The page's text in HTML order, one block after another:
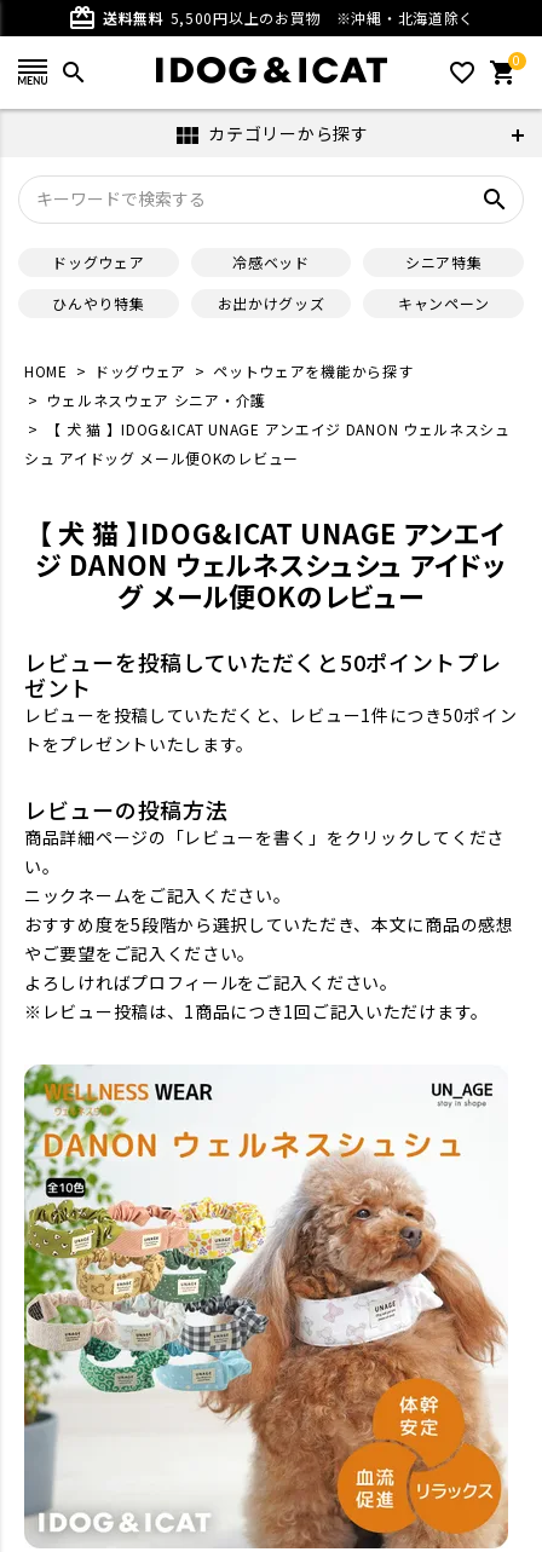
card_giftcard 送料無料 5,500円以上のお買物 ※沖縄・北海道除く
search favorite_outline 0
shopping_cart
view_module カテゴリーから探す
search
ドッグウェア 冷感ベッド
シニア特集
ひんやり特集
お出かけグッズ キャンペーン
HOME ドッグウェア
ペットウェアを機能から探す
ウェルネスウェア シニア・介護
【 犬 猫 】IDOG&ICAT UNAGE アンエイジ DANON ウェルネスシュ
シュ アイドッグ メール便OKのレビュー
【 犬 猫 】IDOG&ICAT UNAGE アンエイ
ジ DANON ウェルネスシュシュ アイドッ
グ メール便OKのレビュー
レビューを投稿していただくと50ポイントプレ
ゼント
レビューを投稿していただくと、レビュー1件につき50ポイン
トをプレゼントいたします。
レビューの投稿方法
商品詳細ページの「レビューを書く」をクリックしてくださ
い。
ニックネームをご記入ください。
おすすめ度を5段階から選択していただき、本文に商品の感想
やご要望をご記入ください。
よろしければプロフィールをご記入ください。
※レビュー投稿は、1商品につき1回ご記入いただけます。